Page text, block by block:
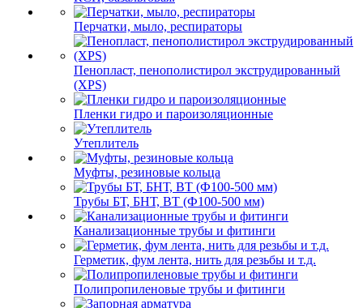
Перчатки, мыло, респираторы
Пенопласт, пенополистирол экструдированный
(XPS)
Пленки гидро и пароизоляционные
Утеплитель
Муфты, резиновые кольца
Трубы БТ, БНТ, ВТ (Ф100-500 мм)
Канализационные трубы и фитинги
Герметик, фум лента, нить для резьбы и т.д.
Полипропиленовые трубы и фитинги